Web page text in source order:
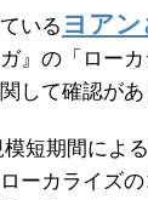
いる ヨア
ガ』の「ロー
して確認があ
模短期間によ
ーカライズ